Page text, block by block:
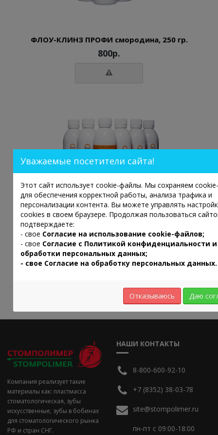
ФЛОУ-КЛИНЗ ПРОФИ смородина, 250 гр.
800р.
ФЛОУ-КЛИНЗ ПРОФИ цитрус, 250 гр.
Компания реализует такие
материалы как: пластмасса
стоматологическая, зубы
искусственные, зубы в бобинах
для стоматологического рынка
РФ и стран СНГ.
НАШИ КОНТАКТЫ
8-800-600-92-10
+7 (8352) 38-03-78
site@stompolimer.ru
пн-пт с 09:00-18:00
Уважаемые посетители сайта!
Этот сайт использует cookie-файлы. Мы сохраняем
для обеспечения корректной работы, анализа трафика и
персонализации контента. Вы можете управлять
cookies в своем браузере. Продолжая пользоваться
подтверждаете:
- свое Согласие на использование cookie-файлов;
- свое Согласие с Политикой конфиденциальности и
обработки персональных данных;
- свое Согласие на обработку персональных данных.
Отказываюсь Даю